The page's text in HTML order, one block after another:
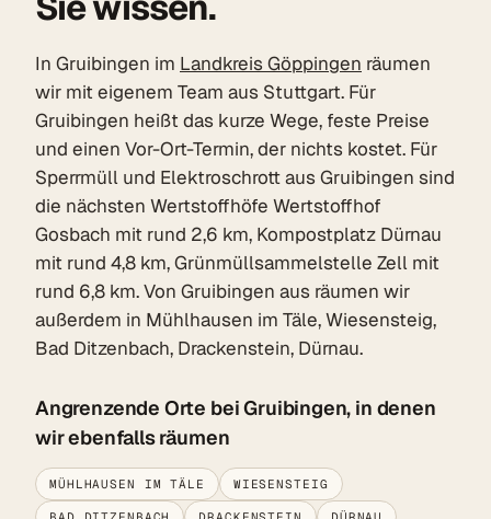
In Gruibingen im Landkreis Göppingen räumen
wir mit eigenem Team aus Stuttgart. Für
Gruibingen heißt das kurze Wege, feste Preise
und einen Vor-Ort-Termin, der nichts kostet. Für
Sperrmüll und Elektroschrott aus Gruibingen sind
die nächsten Wertstoffhöfe Wertstoffhof
Gosbach mit rund 2,6 km, Kompostplatz Dürnau
mit rund 4,8 km, Grünmüllsammelstelle Zell mit
rund 6,8 km. Von Gruibingen aus räumen wir
außerdem in Mühlhausen im Täle, Wiesensteig,
Bad Ditzenbach, Drackenstein, Dürnau.
Angrenzende Orte bei Gruibingen, in denen
wir ebenfalls räumen
MÜHLHAUSEN IM TÄLE WIESENSTEIG